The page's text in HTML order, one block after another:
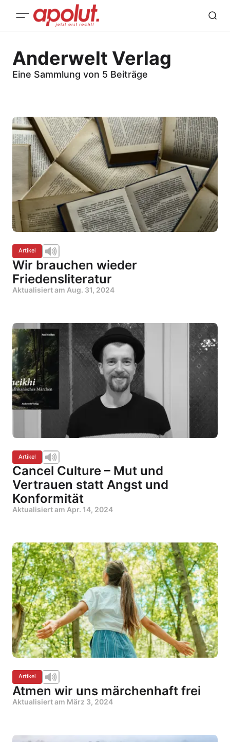
Anderwelt Verlag
Eine Sammlung von 5 Beiträge
Artikel
Wir brauchen wieder
Friedensliteratur
Aktualisiert am Aug. 31, 2024
Artikel
Cancel Culture – Mut und
Vertrauen statt Angst und
Konformität
Aktualisiert am Apr. 14, 2024
Artikel
Atmen wir uns märchenhaft frei
Aktualisiert am März 3, 2024